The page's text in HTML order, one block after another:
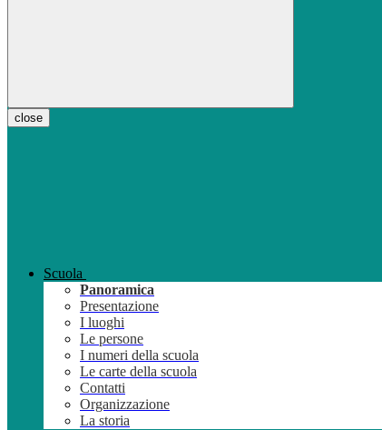
close
Scuola
Panoramica
Presentazione
I luoghi
Le persone
I numeri della scuola
Le carte della scuola
Contatti
Organizzazione
La storia